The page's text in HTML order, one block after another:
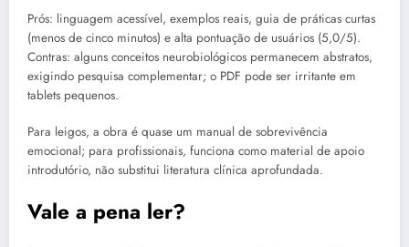
Prós: linguagem acessível, exemplos reais, guia de práticas curtas
(menos de cinco minutos) e alta pontuação de usuários (5,0/5).
Contras: alguns conceitos neurobiológicos permanecem abstratos,
exigindo pesquisa complementar; o PDF pode ser irritante em
tablets pequenos.
Para leigos, a obra é quase um manual de sobrevivência
emocional; para profissionais, funciona como material de apoio
introdutório, não substitui literatura clínica aprofundada.
Vale a pena ler?